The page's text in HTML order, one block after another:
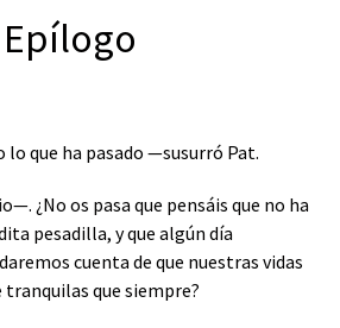
Epílogo
que ha pasado —susurró Pat.
¿No os pasa que pensáis que no ha
pesadilla, y que algún día
cuenta de que nuestras vidas
que siempre?